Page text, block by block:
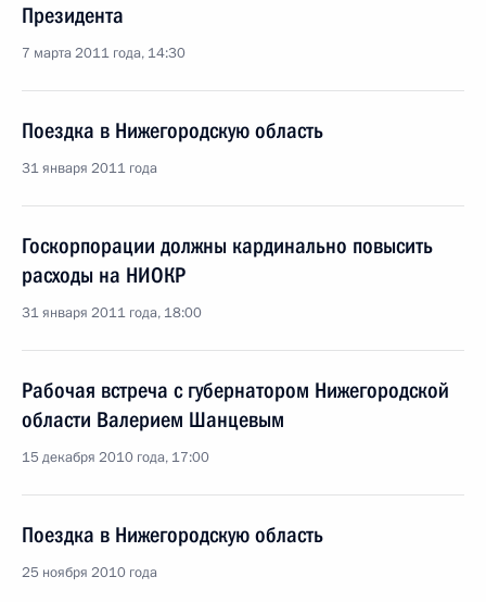
Президента
7 марта 2011 года, 14:30
Поездка в Нижегородскую область
31 января 2011 года
Госкорпорации должны кардинально повысить
расходы на НИОКР
31 января 2011 года, 18:00
Рабочая встреча с губернатором Нижегородской
области Валерием Шанцевым
15 декабря 2010 года, 17:00
Поездка в Нижегородскую область
25 ноября 2010 года